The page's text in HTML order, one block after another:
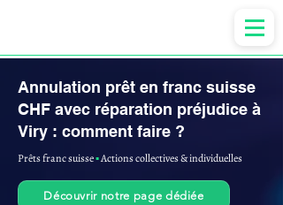
Annulation prêt en franc suisse
CHF avec réparation préjudice à
Viry : comment faire ?
Prêts franc suisse▪︎Actions collectives & individuelles
Découvrir notre page dédiée